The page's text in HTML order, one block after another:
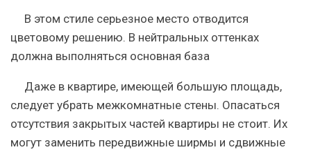
В этом стиле серьезное место отводится
цветовому решению. В нейтральных оттенках
должна выполняться основная база
Даже в квартире, имеющей большую площадь,
следует убрать межкомнатные стены. Опасаться
отсутствия закрытых частей квартиры не стоит. Их
могут заменить передвижные ширмы и сдвижные